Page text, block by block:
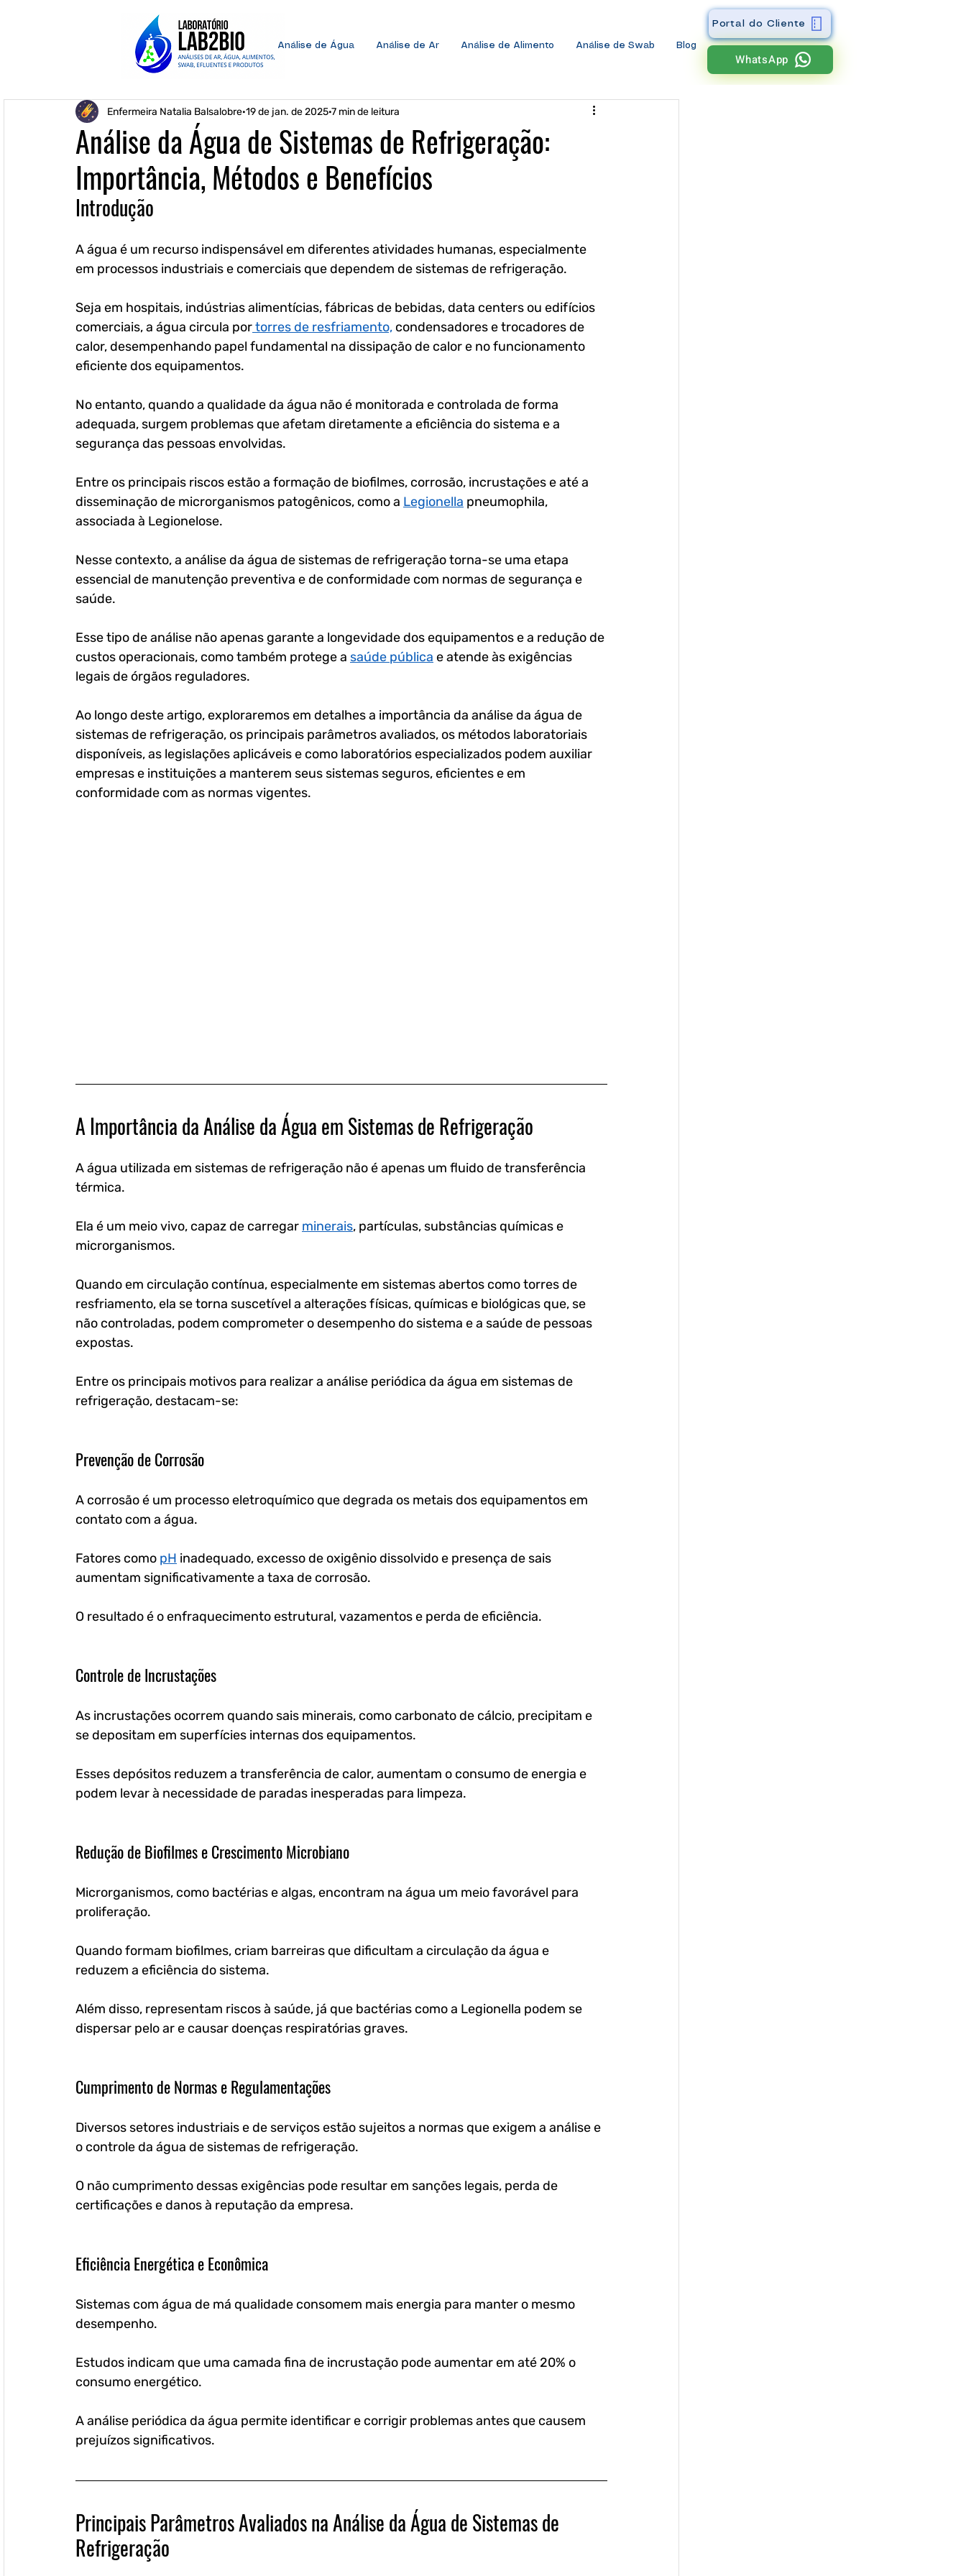
Análise de Água Análise de Ar Análise de Alimento Análise de Swab Blog
Portal do Cliente
WhatsApp
Análise da Água de Sistemas de Refrigeração:
Importância, Métodos e Benefícios
Enfermeira Natalia Balsalobre 19 de jan. de 2025 7 min de leitura
Introdução
A água é um recurso indispensável em diferentes atividades humanas, especialmente
em processos industriais e comerciais que dependem de sistemas de refrigeração.
Seja em hospitais, indústrias alimentícias, fábricas de bebidas, data centers ou edifícios
comerciais, a água circula por torres de resfriamento, condensadores e trocadores de
calor, desempenhando papel fundamental na dissipação de calor e no funcionamento
eficiente dos equipamentos.
No entanto, quando a qualidade da água não é monitorada e controlada de forma
adequada, surgem problemas que afetam diretamente a eficiência do sistema e a
segurança das pessoas envolvidas.
Entre os principais riscos estão a formação de biofilmes, corrosão, incrustações e até a
disseminação de microrganismos patogênicos, como a Legionella pneumophila,
associada à Legionelose.
Nesse contexto, a análise da água de sistemas de refrigeração torna-se uma etapa
essencial de manutenção preventiva e de conformidade com normas de segurança e
saúde.
Esse tipo de análise não apenas garante a longevidade dos equipamentos e a redução de
custos operacionais, como também protege a saúde pública e atende às exigências
legais de órgãos reguladores.
Ao longo deste artigo, exploraremos em detalhes a importância da análise da água de
sistemas de refrigeração, os principais parâmetros avaliados, os métodos laboratoriais
disponíveis, as legislações aplicáveis e como laboratórios especializados podem auxiliar
empresas e instituições a manterem seus sistemas seguros, eficientes e em
conformidade com as normas vigentes.
A Importância da Análise da Água em Sistemas de Refrigeração
A água utilizada em sistemas de refrigeração não é apenas um fluido de transferência
térmica.
Ela é um meio vivo, capaz de carregar minerais, partículas, substâncias químicas e
microrganismos.
Quando em circulação contínua, especialmente em sistemas abertos como torres de
resfriamento, ela se torna suscetível a alterações físicas, químicas e biológicas que, se
não controladas, podem comprometer o desempenho do sistema e a saúde de pessoas
expostas.
Entre os principais motivos para realizar a análise periódica da água em sistemas de
refrigeração, destacam-se:
Prevenção de Corrosão
A corrosão é um processo eletroquímico que degrada os metais dos equipamentos em
contato com a água.
Fatores como pH inadequado, excesso de oxigênio dissolvido e presença de sais
aumentam significativamente a taxa de corrosão.
O resultado é o enfraquecimento estrutural, vazamentos e perda de eficiência.
Controle de Incrustações
As incrustações ocorrem quando sais minerais, como carbonato de cálcio, precipitam e
se depositam em superfícies internas dos equipamentos.
Esses depósitos reduzem a transferência de calor, aumentam o consumo de energia e
podem levar à necessidade de paradas inesperadas para limpeza.
Redução de Biofilmes e Crescimento Microbiano
Microrganismos, como bactérias e algas, encontram na água um meio favorável para
proliferação.
Quando formam biofilmes, criam barreiras que dificultam a circulação da água e
reduzem a eficiência do sistema.
Além disso, representam riscos à saúde, já que bactérias como a Legionella podem se
dispersar pelo ar e causar doenças respiratórias graves.
Cumprimento de Normas e Regulamentações
Diversos setores industriais e de serviços estão sujeitos a normas que exigem a análise e
o controle da água de sistemas de refrigeração.
O não cumprimento dessas exigências pode resultar em sanções legais, perda de
certificações e danos à reputação da empresa.
Eficiência Energética e Econômica
Sistemas com água de má qualidade consomem mais energia para manter o mesmo
desempenho.
Estudos indicam que uma camada fina de incrustação pode aumentar em até 20% o
consumo energético.
A análise periódica da água permite identificar e corrigir problemas antes que causem
prejuízos significativos.
Principais Parâmetros Avaliados na Análise da Água de Sistemas de
Refrigeração